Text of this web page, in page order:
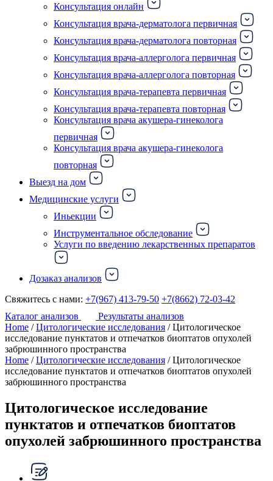
Консультация онлайн
Консультация врача-дерматолога первичная
Консультация врача-дерматолога повторная
Консультация врача-аллерголога первичная
Консультация врача-аллерголога повторная
Консультация врача-терапевта первичная
Консультация врача-терапевта повторная
Консультация врача акушера-гинеколога
первичная
Консультация врача акушера-гинеколога
повторная
Выезд на дом
Медицинские услуги
Иньекции
Инструментальное обследование
Услуги по введению лекарственных препаратов
Дозаказ анализов
Свяжитесь с нами: +7(967) 413-79-50 +7(8662) 72-03-42
Каталог анализов
Результаты анализов
Home /Цитологические исследования / Цитологическое
исследование пунктатов и отпечатков биоптатов опухолей
забрюшинного пространства
Home /Цитологические исследования / Цитологическое
исследование пунктатов и отпечатков биоптатов опухолей
забрюшинного пространства
Цитологическое исследование
пунктатов и отпечатков биоптатов
опухолей забрюшинного пространства